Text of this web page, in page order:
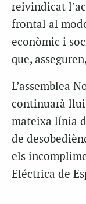
reivindicat
frontal al
econòmic i
que,
L’assemblea
continuarà
mateixa línia
de
els
Eléctrica de